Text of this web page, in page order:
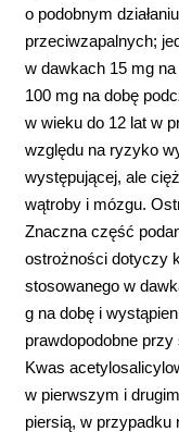
o podobnym
przeciwzapalnych;
w dawkach 15 mg
100 mg na dobę
w wieku do 12 lat w
względu na ryzyko
występującej, ale
wątroby i mózgu.
Znaczna część
ostrożności dotyczy
stosowanego w
g na dobę i
prawdopodobne
Kwas
w pierwszym i
piersią, w przypadku